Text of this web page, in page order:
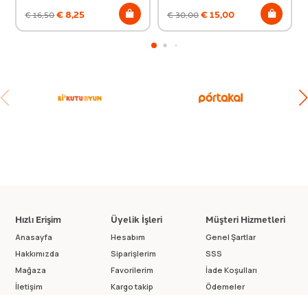
€16,50€8,25 €30,00€15,00
Hızlı Erişim
Anasayfa
Hakkımızda
Mağaza
İletişim
Üyelik İşleri
Hesabım
Siparişlerim
Favorilerim
Kargo takip
Müşteri Hizmetleri
Genel Şartlar
SSS
İade Koşulları
Ödemeler